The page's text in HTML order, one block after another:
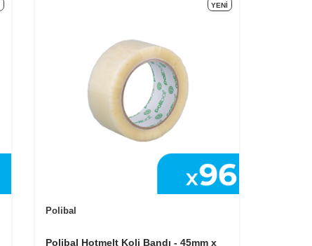
YENI
Polibal
Polibal Hotmelt Koli Bandı - 45mm x